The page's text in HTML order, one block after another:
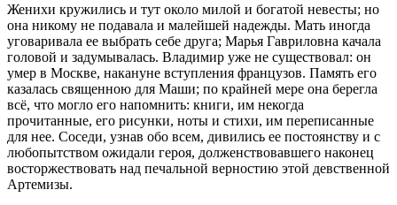
Женихи кружились и тут около милой и богатой невесты; но
она никому не подавала и малейшей надежды. Мать иногда
уговаривала ее выбрать себе друга; Марья Гавриловна качала
головой и задумывалась. Владимир уже не существовал: он
умер в Москве, накануне вступления французов. Память его
казалась священною для Маши; по крайней мере она берегла
всё, что могло его напомнить: книги, им некогда
прочитанные, его рисунки, ноты и стихи, им переписанные
для нее. Соседи, узнав обо всем, дивились ее постоянству и с
любопытством ожидали героя, долженствовавшего наконец
восторжествовать над печальной верностию этой девственной
Артемизы.